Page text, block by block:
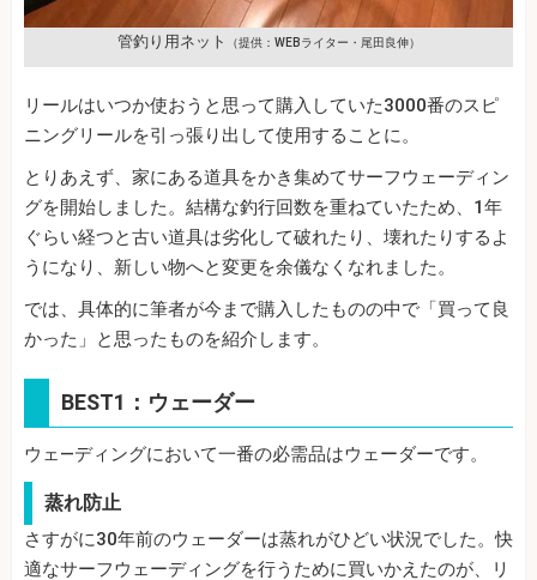
管釣り用ネット （提供：WEBライター・尾田良伸）
リールはいつか使おうと思って購入していた3000番のスピ
ニングリールを引っ張り出して使用することに。
とりあえず、家にある道具をかき集めてサーフウェーディン
グを開始しました。結構な釣行回数を重ねていたため、1年
ぐらい経つと古い道具は劣化して破れたり、壊れたりするよ
うになり、新しい物へと変更を余儀なくなれました。
では、具体的に筆者が今まで購入したものの中で「買って良
かった」と思ったものを紹介します。
BEST1：ウェーダー
ウェ―ディングにおいて一番の必需品はウェーダーです。
蒸れ防止
さすがに30年前のウェーダーは蒸れがひどい状況でした。快
適なサーフウェーディングを行うために買いかえたのが、リ